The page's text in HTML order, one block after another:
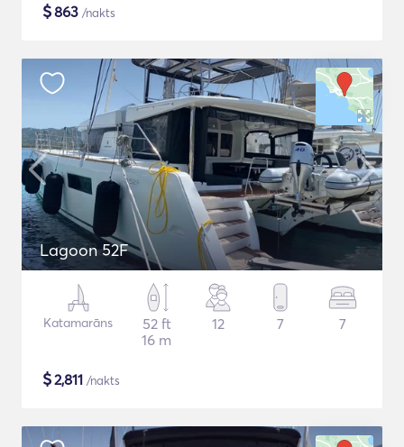
$863 /nakts
Lagoon 52F
Katamarāns
52 ft
16 m
12 7 7
$2,811 /nakts